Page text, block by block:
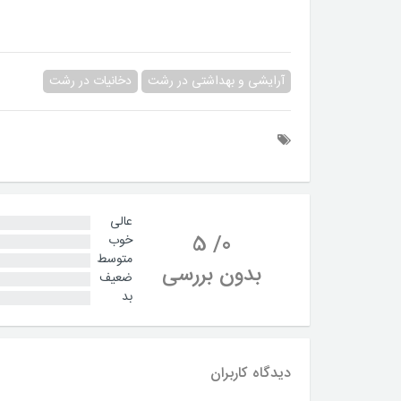
آرایشی و بهداشتی در رشت دخانیات در رشت
0
/
5
بدون بررسی
عالی
خوب
متوسط
ضعیف
بد
دیدگاه کاربران